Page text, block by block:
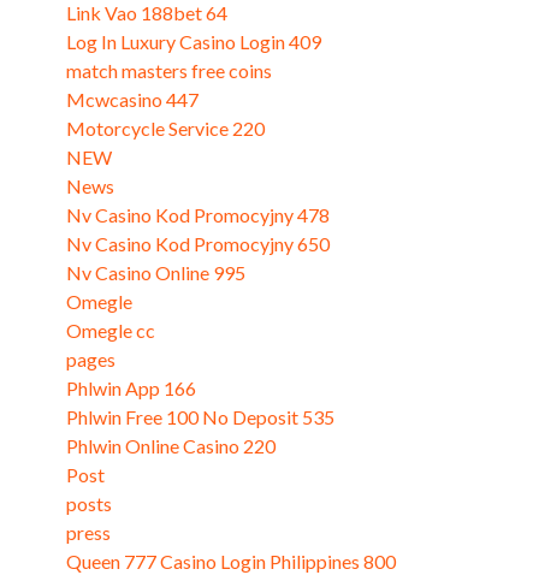
Link Vao 188bet 64
Log In Luxury Casino Login 409
match masters free coins
Mcwcasino 447
Motorcycle Service 220
NEW
News
Nv Casino Kod Promocyjny 478
Nv Casino Kod Promocyjny 650
Nv Casino Online 995
Omegle
Omegle cc
pages
Phlwin App 166
Phlwin Free 100 No Deposit 535
Phlwin Online Casino 220
Post
posts
press
Queen 777 Casino Login Philippines 800